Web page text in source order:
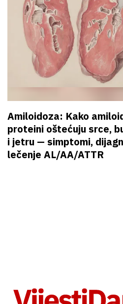
Amiloidoza: Kako
proteini oštećuju srce,
i jetru — simptomi,
lečenje AL/AA/ATTR